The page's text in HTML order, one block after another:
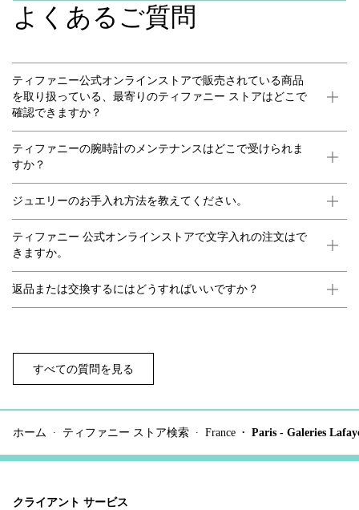
よくあるご質問
ティファニー公式オンラインストアで販売されている商品
を取り扱っている、最寄りのティファニー ストアはどこで
確認できますか？
ティファニーの腕時計のメンテナンスはどこで受けられま
すか？
ジュエリーのお手入れ方法を教えてください。
ティファニー 公式オンラインストアで文字入れの注文はで
きますか。
返品または交換するにはどうすればいいですか？
すべての質問を見る
ホーム ティファニー ストア検索 France Paris - Galeries
クライアント サービス